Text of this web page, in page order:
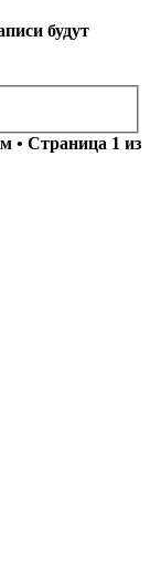
будут
• Страница 1 из